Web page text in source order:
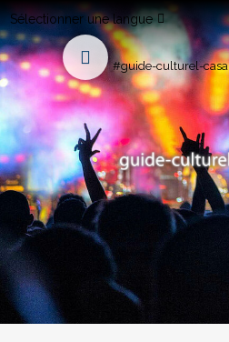
Sélectionner une langue
#guide-culturel-casa